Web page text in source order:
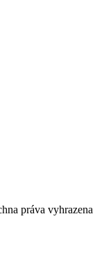
práva vyhrazena